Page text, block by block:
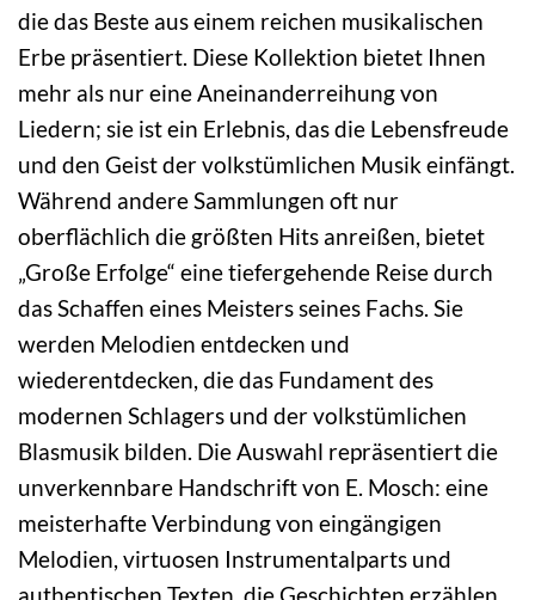
die das Beste aus einem reichen musikalischen
Erbe präsentiert. Diese Kollektion bietet Ihnen
mehr als nur eine Aneinanderreihung von
Liedern; sie ist ein Erlebnis, das die Lebensfreude
und den Geist der volkstümlichen Musik einfängt.
Während andere Sammlungen oft nur
oberflächlich die größten Hits anreißen, bietet
„Große Erfolge“ eine tiefergehende Reise durch
das Schaffen eines Meisters seines Fachs. Sie
werden Melodien entdecken und
wiederentdecken, die das Fundament des
modernen Schlagers und der volkstümlichen
Blasmusik bilden. Die Auswahl repräsentiert die
unverkennbare Handschrift von E. Mosch: eine
meisterhafte Verbindung von eingängigen
Melodien, virtuosen Instrumentalparts und
authentischen Texten, die Geschichten erzählen